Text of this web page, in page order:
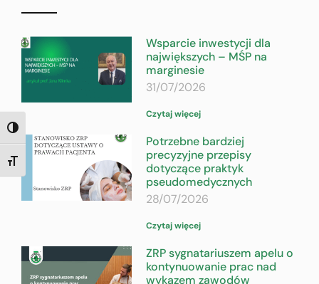
TOGGLE HIGH CONTRAST
TOGGLE FONT SIZE
Wsparcie inwestycji dla
największych – MŚP na
marginesie
31/07/2026
Czytaj więcej
Potrzebne bardziej
precyzyjne przepisy
dotyczące praktyk
pseudomedycznych
28/07/2026
Czytaj więcej
ZRP sygnatariuszem apelu o
kontynuowanie prac nad
wykazem zawodów